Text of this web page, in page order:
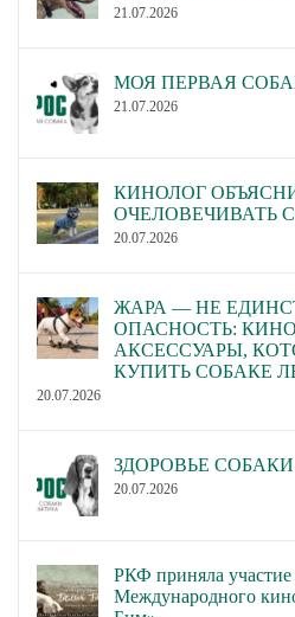
21.07.2026
МОЯ ПЕРВАЯ
21.07.2026
КИНОЛОГ
ОЧЕЛОВЕЧИВАТЬ
20.07.2026
ЖАРА — НЕ
ОПАСНОСТЬ:
АКСЕССУАРЫ,
КУПИТЬ СОБАКЕ
20.07.2026
ЗДОРОВЬЕ
20.07.2026
РКФ приняла
Международного